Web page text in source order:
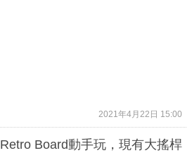
2021年4月22日 15:00
Retro Board動手玩，現有大搖桿